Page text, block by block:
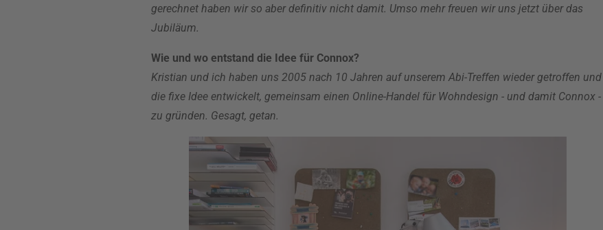
gerechnet haben wir so aber definitiv nicht damit. Umso mehr freuen wir uns jetzt über das
Jubiläum.
Wie und wo entstand die Idee für Connox?
Kristian und ich haben uns 2005 nach 10 Jahren auf unserem Abi-Treffen wieder getroffen und
die fixe Idee entwickelt, gemeinsam einen Online-Handel für Wohndesign - und damit Connox -
zu gründen. Gesagt, getan.